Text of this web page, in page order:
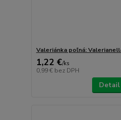
Valeriánka poľná:
1,22 €/ks
0,99 € bez DPH
Detail